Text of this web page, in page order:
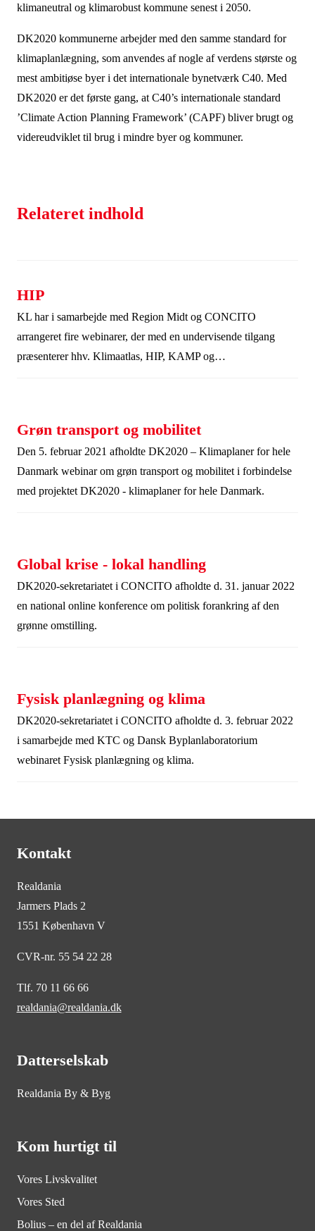
klimaneutral og klimarobust kommune senest i 2050.
DK2020 kommunerne arbejder med den samme standard for
klimaplanlægning, som anvendes af nogle af verdens største og
mest ambitiøse byer i det internationale bynetværk C40. Med
DK2020 er det første gang, at C40’s internationale standard
’Climate Action Planning Framework’ (CAPF) bliver brugt og
videreudviklet til brug i mindre byer og kommuner.
Relateret indhold
HIP
KL har i samarbejde med Region Midt og CONCITO
arrangeret fire webinarer, der med en undervisende tilgang
præsenterer hhv. Klimaatlas, HIP, KAMP og
Grøn transport og mobilitet
Den 5. februar 2021 afholdte DK2020 – Klimaplaner for hele
Danmark webinar om grøn transport og mobilitet i forbindelse
med projektet DK2020 - klimaplaner for hele Danmark.
Global krise - lokal handling
DK2020-sekretariatet i CONCITO afholdte d. 31. januar 2022
en national online konference om politisk forankring af den
grønne omstilling.
Fysisk planlægning og klima
DK2020-sekretariatet i CONCITO afholdte d. 3. februar 2022
i samarbejde med KTC og Dansk Byplanlaboratorium
webinaret Fysisk planlægning og klima.
Kontakt
Realdania
Jarmers Plads 2
1551 København V
CVR-nr. 55 54 22 28
Tlf. 70 11 66 66
realdania@realdania.dk
Datterselskab
Realdania By & Byg
Kom hurtigt til
Vores Livskvalitet
Vores Sted
Bolius – en del af Realdania